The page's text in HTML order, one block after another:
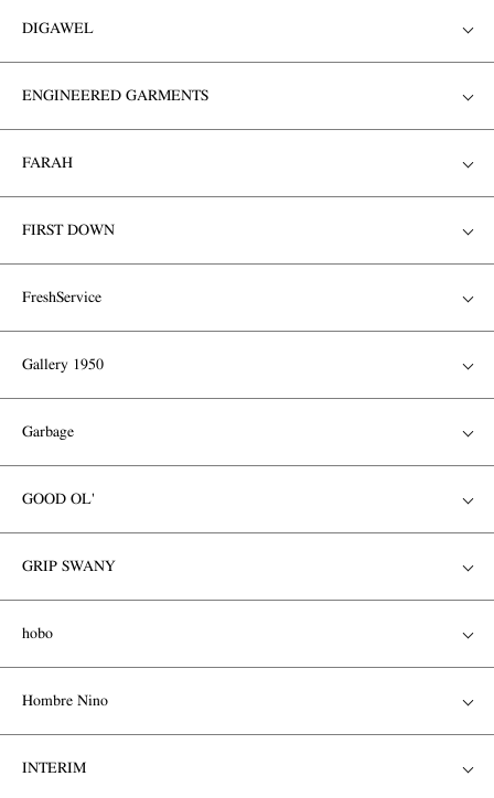
DIGAWEL
ENGINEERED GARMENTS
FARAH
FIRST DOWN
FreshService
Gallery 1950
Garbage
GOOD OL'
GRIP SWANY
hobo
Hombre Nino
INTERIM